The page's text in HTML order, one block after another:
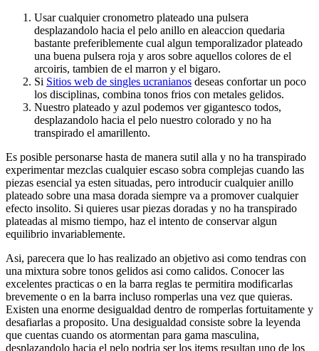
Usar cualquier cronometro plateado una pulsera
desplazandolo hacia el pelo anillo en aleaccion quedaria
bastante preferiblemente cual algun temporalizador plateado
una buena pulsera roja y aros sobre aquellos colores de el
arcoiris, tambien de el marron y el bigaro.
Si Sitios web de singles ucranianos deseas confortar un poco
los disciplinas, combina tonos frios con metales gelidos.
Nuestro plateado y azul podemos ver gigantesco todos,
desplazandolo hacia el pelo nuestro colorado y no ha
transpirado el amarillento.
Es posible personarse hasta de manera sutil alla y no ha transpirado
experimentar mezclas cualquier escaso sobra complejas cuando las
piezas esencial ya esten situadas, pero introducir cualquier anillo
plateado sobre una masa dorada siempre va a promover cualquier
efecto insolito. Si quieres usar piezas doradas y no ha transpirado
plateadas al mismo tiempo, haz el intento de conservar algun
equilibrio invariablemente.
Asi, parecera que lo has realizado an objetivo asi­ como tendras con
una mixtura sobre tonos gelidos asi­ como calidos. Conocer las
excelentes practicas o en la barra reglas te permitira modificarlas
brevemente o en la barra incluso romperlas una vez que quieras.
Existen una enorme desigualdad dentro de romperlas fortuitamente y
desafiarlas a proposito. Una desigualdad consiste sobre la leyenda
que cuentas cuando os atormentan para gama masculina,
desplazandolo hacia el pelo podri­a ser los items resultan uno de los